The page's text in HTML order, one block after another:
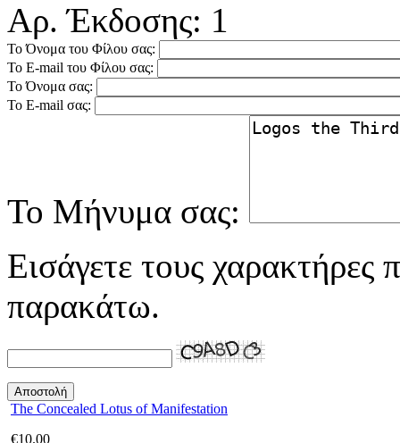
Αρ. Έκδοσης: 1
Το Όνομα του Φίλου σας:
Το E-mail του Φίλου σας:
Το Όνομα σας:
Το E-mail σας:
Το Μήνυμα σας:
Εισάγετε τους χαρακτήρες
παρακάτω.
The Concealed Lotus of Manifestation
€10.00